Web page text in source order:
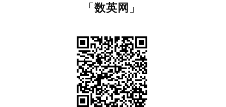
「数英网 」